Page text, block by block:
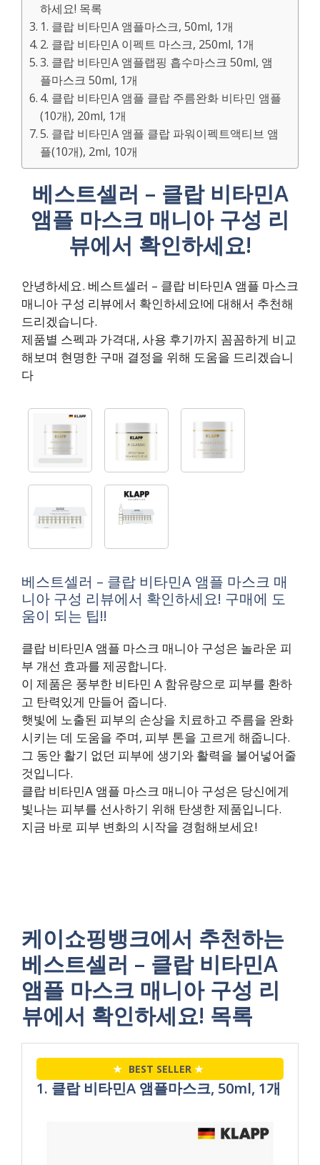
하세요! 목록
1. 클랍 비타민A 앰플마스크, 50ml, 1개
2. 클랍 비타민A 이펙트 마스크, 250ml, 1개
3. 클랍 비타민A 앰플랩핑 흡수마스크 50ml, 앰
플마스크 50ml, 1개
4. 클랍 비타민A 앰플 클랍 주름완화 비타민 앰플
(10개), 20ml, 1개
5. 클랍 비타민A 앰플 클랍 파워이펙트액티브 앰
플(10개), 2ml, 10개
베스트셀러 – 클랍 비타민A
앰플 마스크 매니아 구성 리
뷰에서 확인하세요!
안녕하세요. 베스트셀러 – 클랍 비타민A 앰플 마스크
매니아 구성 리뷰에서 확인하세요!에 대해서 추천해
드리겠습니다.
제품별 스펙과 가격대, 사용 후기까지 꼼꼼하게 비교
해보며 현명한 구매 결정을 위해 도움을 드리겠습니
다
베스트셀러 – 클랍 비타민A 앰플 마스크 매
니아 구성 리뷰에서 확인하세요! 구매에 도
움이 되는 팁!!
클랍 비타민A 앰플 마스크 매니아 구성은 놀라운 피
부 개선 효과를 제공합니다.
이 제품은 풍부한 비타민 A 함유량으로 피부를 환하
고 탄력있게 만들어 줍니다.
햇빛에 노출된 피부의 손상을 치료하고 주름을 완화
시키는 데 도움을 주며, 피부 톤을 고르게 해줍니다.
그 동안 활기 없던 피부에 생기와 활력을 불어넣어줄
것입니다.
클랍 비타민A 앰플 마스크 매니아 구성은 당신에게
빛나는 피부를 선사하기 위해 탄생한 제품입니다.
지금 바로 피부 변화의 시작을 경험해보세요!
케이쇼핑뱅크에서 추천하는
베스트셀러 – 클랍 비타민A
앰플 마스크 매니아 구성 리
뷰에서 확인하세요! 목록
★ BEST SELLER ★
1. 클랍 비타민A 앰플마스크, 50ml, 1개